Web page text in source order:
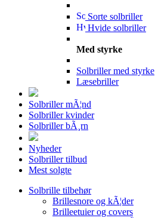
Sorte solbriller
Hvide solbriller
Med styrke
Solbriller med styrke
Læsebriller
Solbriller mÃ¦nd
Solbriller kvinder
Solbriller bÃ¸rn
Nyheder
Solbriller tilbud
Mest solgte
Solbrille tilbehør
Brillesnore og kÃ¦der
Brilleetuier og covers